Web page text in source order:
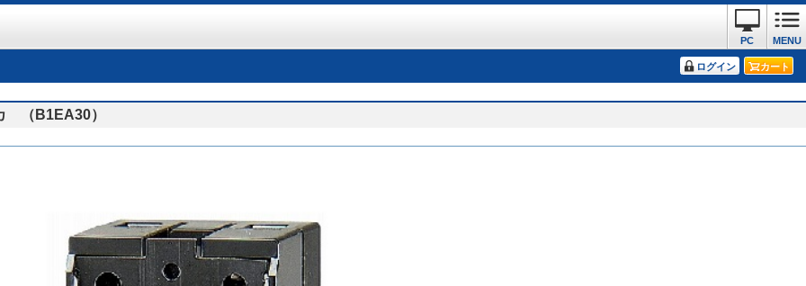
MENU
PC
ログイン カート
B1EA30）